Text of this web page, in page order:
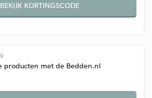
BEKIJK KORTINGSCODE
producten met de Bedden.nl